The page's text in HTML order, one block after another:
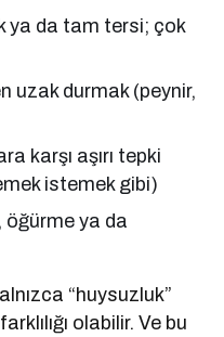
ya da tam tersi; çok
uzak durmak (peynir,
karşı aşırı tepki
istemek gibi)
öğürme ya da
“huysuzluk”
olabilir. Ve bu